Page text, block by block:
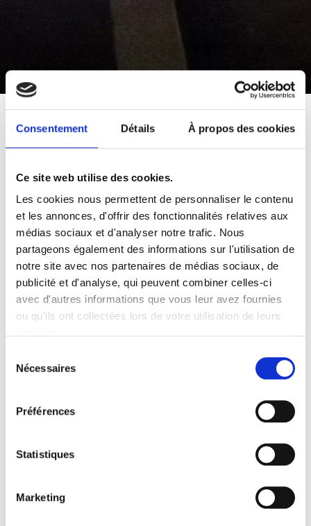
Consentement Détails À propos des cookies
Ce site web utilise des cookies.
Les cookies nous permettent de personnaliser le contenu
et les annonces, d'offrir des fonctionnalités relatives aux
médias sociaux et d'analyser notre trafic. Nous
partageons également des informations sur l'utilisation de
notre site avec nos partenaires de médias sociaux, de
publicité et d'analyse, qui peuvent combiner celles-ci
avec d'autres informations que vous leur avez fournies
ou qu'ils ont collectées lors de votre utilisation de leurs
Nécessaires
Préférences
Statistiques
Marketing
Spectaclede
Lumière lors de
l'Inauguration
du Pont Piétonnier
et Cyclable le plus
Célèbre de Pologne
sur la Vistule, qui est devenu un véritable
Avec une belle vue sur la ligne d’horizon de
expériences extraordinaires, et Multidekor
vraiment inoubliable.